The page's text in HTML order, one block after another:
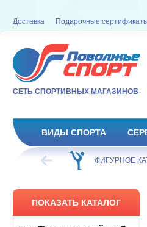
Доставка Подарочные
СЕТЬ СПОРТИВНЫХ МАГАЗИНОВ
ВИДЫ СПОРТА
ХОККЕЙ ФИГУРНОЕ
ПОКАЗАТЬ КАТАЛОГ